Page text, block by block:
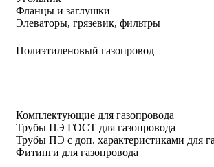
Фланцы и заглушки
Элеваторы, грязевик, фильтры
Полиэтиленовый газопровод
Комплектующие для газопровода
Трубы ПЭ ГОСТ для газопровода
Трубы ПЭ с доп. характеристиками для
Фитинги для газопровода